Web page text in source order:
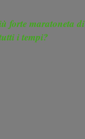
forte maratoneta di
i tempi?